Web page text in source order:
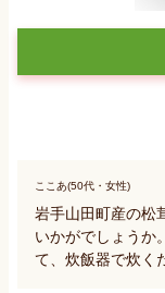
ここあ(50代・女性)
岩手山田町産の松
いかがでしょうか
て、炊飯器で炊く